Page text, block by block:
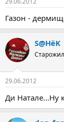
Газон -
S@HёK
29.06.2012
Ди Натале...Ну